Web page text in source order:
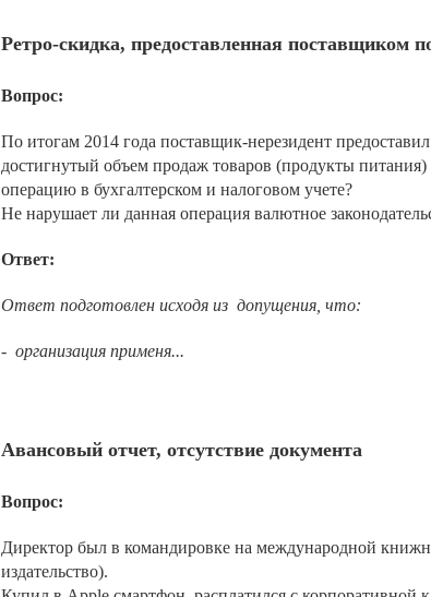
Ретро-скидка, предоставленная поставщиком
Вопрос:
По итогам 2014 года поставщик-нерезидент
достигнутый объем продаж товаров (продукты
операцию в бухгалтерском и налоговом учете?
Не нарушает ли данная операция валютное
Ответ:
Ответ подготовлен исходя из допущения, что:
- организация применя...
Авансовый отчет, отсутствие документа
Вопрос:
Директор был в командировке на международной
издательство).